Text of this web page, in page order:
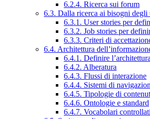
6.2.4. Ricerca sui forum
6.3. Dalla ricerca ai bisogni degli
6.3.1. User stories per
6.3.2. Job stories per
6.3.3. Criteri di
6.4. Architettura
6.4.1. Definire
6.4.2. Alberatura
6.4.3. Flussi di interazione
6.4.4. Sistemi di
6.4.5. Tipologie di
6.4.6. Ontologie e standard
6.4.7. Vocabolari